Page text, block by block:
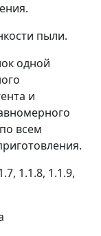
пыли.
одной
и
всем
1.1.8, 1.1.9,